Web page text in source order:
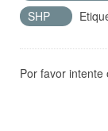
SHP
Por favor intente